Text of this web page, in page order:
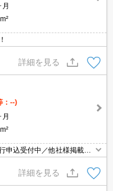
月
詳細を見る
：--)
月
申込受付中／他社様掲載物
あり
詳細を見る